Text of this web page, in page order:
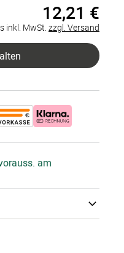
à 0,03 €
à 0,03 €
à 0,03 €
à 0,03 €
à 0,03 €
12,21 €
inkl. MwSt. zzgl. Versand
am